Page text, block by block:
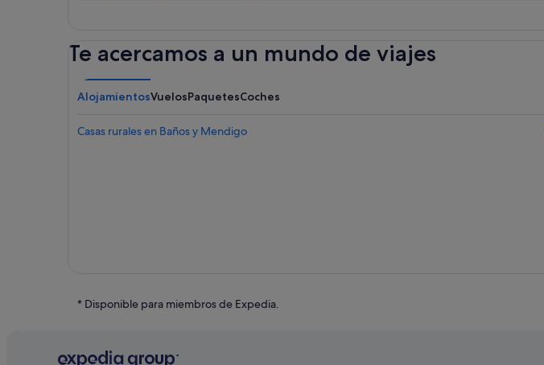
Te acercamos a un mundo de viajes
AlojamientosVuelosPaquetesCoches
Casas rurales en Baños y Mendigo
* Disponible para miembros de Expedia.